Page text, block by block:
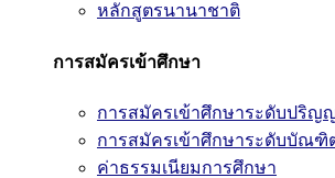
หลักสูตรนานาชาติ
การสมัครเข้าศึกษา
การสมัครเข้าศึกษาระดับปริ
การสมัครเข้าศึกษาระดับบัณฑิ
ค่าธรรมเนียมการศึกษา